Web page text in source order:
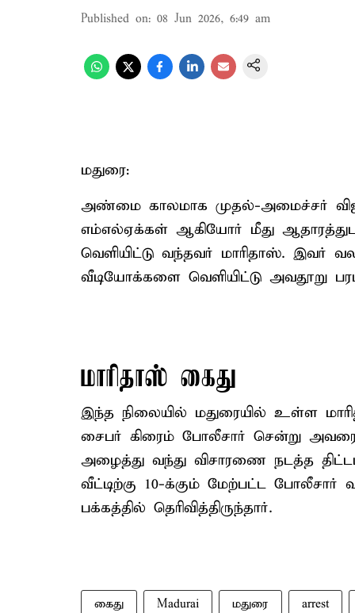
Published on: 08 Jun 2026, 6:49 am
மதுரை:
அண்மை காலமாக முதல்-அமைச்சர்
எம்எல்ஏக்கள் ஆகியோர் மீது
வெளியிட்டு வந்தவர் மாரிதாஸ். இவர்
வீடியோக்களை வெளியிட்டு அவதூறு
மாரிதாஸ் கைது
இந்த நிலையில் மதுரையில் உள்ள
சைபர் கிரைம் போலீசார் சென்று
அழைத்து வந்து விசாரணை நடத்த
வீட்டிற்கு 10-க்கும் மேற்பட்ட
பக்கத்தில் தெரிவித்திருந்தார்.
கைது Madurai மதுரை arrest